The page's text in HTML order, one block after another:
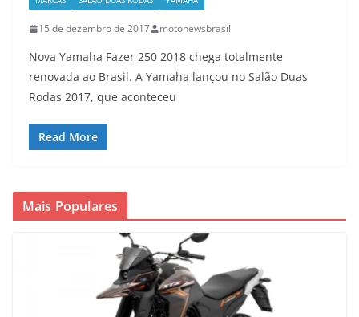
15 de dezembro de 2017 motonewsbrasil
Nova Yamaha Fazer 250 2018 chega totalmente
renovada ao Brasil. A Yamaha lançou no Salão Duas
Rodas 2017, que aconteceu
Read More
Mais Populares